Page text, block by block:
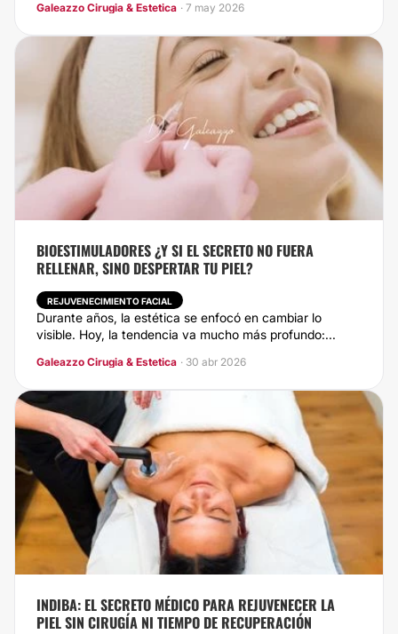
Galeazzo Cirugia & Estetica · 7 may 2026
BIOESTIMULADORES ¿Y SI EL SECRETO NO FUERA
RELLENAR, SINO DESPERTAR TU PIEL?
REJUVENECIMIENTO FACIAL
Durante años, la estética se enfocó en cambiar lo
visible. Hoy, la tendencia va mucho más profundo:...
Galeazzo Cirugia & Estetica · 30 abr 2026
INDIBA: EL SECRETO MÉDICO PARA REJUVENECER LA
PIEL SIN CIRUGÍA NI TIEMPO DE RECUPERACIÓN